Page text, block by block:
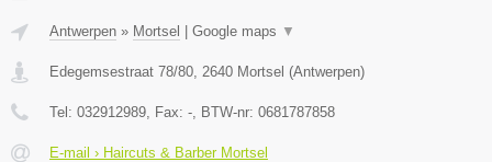
Antwerpen » Mortsel Google maps ▼
Edegemsestraat 78/80, 2640 Mortsel (Antwerpen)
Tel: 032912989, Fax: -, BTW-nr: 0681787858
E-mail › Haircuts & Barber Mortsel